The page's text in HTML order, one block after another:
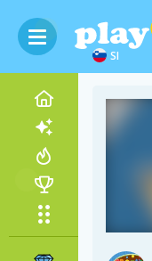
SI